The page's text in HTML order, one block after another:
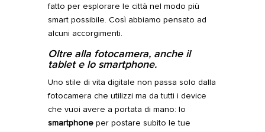
fatto per esplorare le città nel modo più
smart possibile. Così abbiamo pensato ad
alcuni accorgimenti.
Oltre alla fotocamera, anche il
tablet e lo smartphone.
Uno stile di vita digitale non passa solo dalla
fotocamera che utilizzi ma da tutti i device
che vuoi avere a portata di mano: lo
smartphoneper postare subito le tue